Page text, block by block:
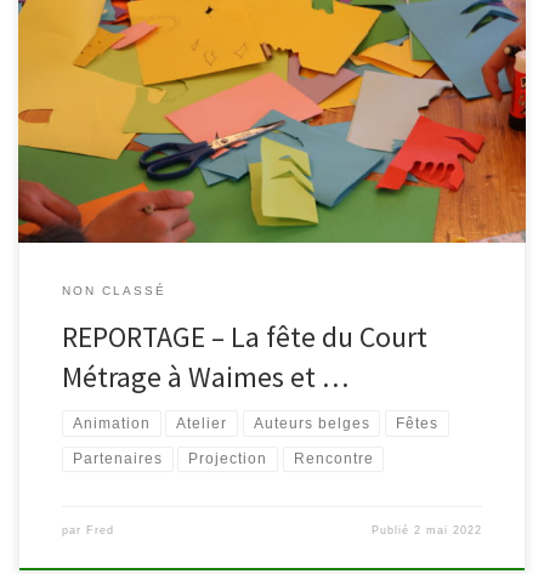
La première édition de la Fête du Court Métrage (anciennement
Le Jour le Plus Court) s’est déroulée du 16 au 22 mars 2022 partout
en Fédération Wallonie-Bruxelles. Le but ? Faciliter l’accès à de
grands films courts pour faire découvrir ou redécouvrir le court
métrage que ce soit dans les […]
NON CLASSÉ
REPORTAGE – La fête du Court
Métrage à Waimes et …
Animation Atelier Auteurs belges Fêtes
Partenaires Projection Rencontre
par Fred Publié2 mai 2022